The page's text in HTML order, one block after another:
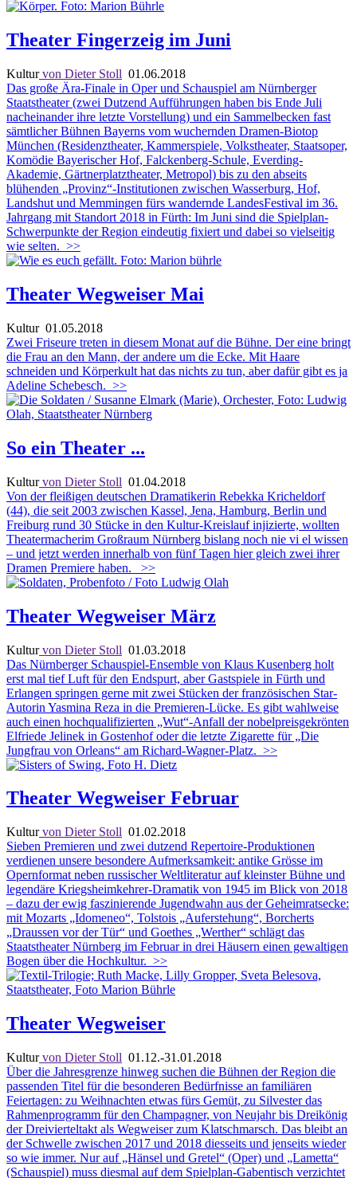
Theater Fingerzeig im Juni
Kulturvon Dieter Stoll 01.06.2018
Das große Ära-Finale in Oper und Schauspiel am Nürnberger
Staatstheater (zwei Dutzend Aufführungen haben bis Ende Juli
nacheinander ihre letzte Vorstellung) und ein Sammelbecken fast
sämtlicher Bühnen Bayerns vom wuchernden Dramen-Biotop
München (Residenztheater, Kammerspiele, Volkstheater, Staatsoper,
Komödie Bayerischer Hof, Falckenberg-Schule, Everding-
Akademie, Gärtnerplatztheater, Metropol) bis zu den abseits
blühenden „Provinz“-Institutionen zwischen Wasserburg, Hof,
Landshut und Memmingen fürs wandernde LandesFestival im 36.
Jahrgang mit Standort 2018 in Fürth: Im Juni sind die Spielplan-
Schwerpunkte der Region eindeutig fixiert und dabei so vielseitig
wie selten. >>
Theater Wegweiser Mai
Kultur01.05.2018
Zwei Friseure treten in diesem Monat auf die Bühne. Der eine bringt
die Frau an den Mann, der andere um die Ecke. Mit Haare
schneiden und Körperkult hat das nichts zu tun, aber dafür gibt es ja
Adeline Schebesch. >>
So ein Theater ...
Kulturvon Dieter Stoll 01.04.2018
Von der fleißigen deutschen Dramatikerin Rebekka Kricheldorf
(44), die seit 2003 zwischen Kassel, Jena, Hamburg, Berlin und
Freiburg rund 30 Stücke in den Kultur-Kreislauf injizierte, wollten
Theatermacherim Großraum Nürnberg bislang noch nie vi el wissen
– und jetzt werden innerhalb von fünf Tagen hier gleich zwei ihrer
Dramen Premiere haben.
>>
Theater Wegweiser März
Kulturvon Dieter Stoll 01.03.2018
Das Nürnberger Schauspiel-Ensemble von Klaus Kusenberg holt
erst mal tief Luft für den Endspurt, aber Gastspiele in Fürth und
Erlangen springen gerne mit zwei Stücken der französischen Star-
Autorin Yasmina Reza in die Premieren-Lücke. Es gibt wahlweise
auch einen hochqualifizierten „Wut“-Anfall der nobelpreisgekrönten
Elfriede Jelinek in Gostenhof oder die letzte Zigarette für „Die
Jungfrau von Orleans“ am Richard-Wagner-Platz. >>
Theater Wegweiser Februar
Kulturvon Dieter Stoll 01.02.2018
Sieben Premieren und zwei dutzend Repertoire-Produktionen
verdienen unsere besondere Aufmerksamkeit: antike Grösse im
Opernformat neben russischer Weltliteratur auf kleinster Bühne und
legendäre Kriegsheimkehrer-Dramatik von 1945 im Blick von 2018
– dazu der ewig faszinierende Jugendwahn aus der Geheimratsecke:
mit Mozarts „Idomeneo“, Tolstois „Auferstehung“, Borcherts
„Draussen vor der Tür“ und Goethes „Werther“ schlägt das
Staatstheater Nürnberg im Februar in drei Häusern einen gewaltigen
Bogen über die Hochkultur. >>
Theater Wegweiser
Kulturvon Dieter Stoll 01.12.-31.01.2018
Über die Jahresgrenze hinweg suchen die Bühnen der Region die
passenden Titel für die besonderen Bedürfnisse an familiären
Feiertagen: zu Weihnachten etwas fürs Gemüt, zu Silvester das
Rahmenprogramm für den Champagner, von Neujahr bis Dreikönig
der Dreivierteltakt als Wegweiser zum Klatschmarsch. Das bleibt an
der Schwelle zwischen 2017 und 2018 diesseits und jenseits wieder
so wie immer. Nur auf „Hänsel und Gretel“ (Oper) und „Lametta“
(Schauspiel) muss diesmal auf dem Spielplan-Gabentisch verzichtet